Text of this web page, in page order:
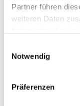
Partner führen
weiteren Daten
Notwendig
Präferenzen
2023
2022
2020
2017